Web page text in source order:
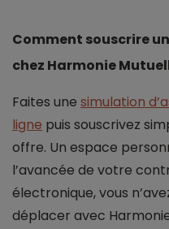
Comment souscrire
chez Harmonie
Faites une simulation
ligne puis souscrivez
offre. Un espace
l’avancée de votre
électronique, vous
déplacer avec